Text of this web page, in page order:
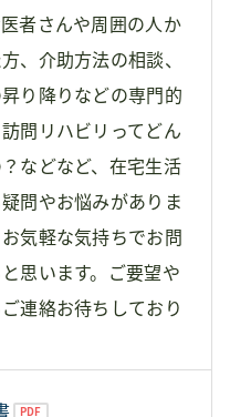
者さんや周囲の人か
、介助方法の相談、
り降りなどの専門的
問リハビリってどん
などなど、在宅生活
問やお悩みがありま
気軽な気持ちでお問
思います。ご要望や
連絡お待ちしており